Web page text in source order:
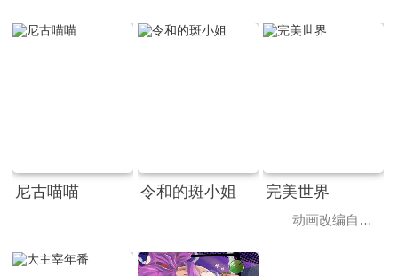
尼古喵喵 令和的斑小姐 完美世界
动画改编自同名小说。他为修道而生，为应劫而至，他身化亿万血雨，洒落万古岁月，经历无数时空的熬炼，岁月长河的洗礼，他化万古，他化自在。看男主石昊如何一生极致辉煌，造就无尽传说。